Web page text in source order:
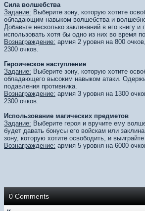
Сила волшебства
Задание: Выберите зону, которую хотите
обладающим навыком волшебства и
Добавьте несколько заклинаний в его книгу и
использовать хотя бы одно из них во время
Вознаграждение: армия 2 уровня на 800
2300 очков.
Героическое наступление
Задание: Выберите зону, которую хотите
обладающего высоким навыком атаки.
подавления противника.
Вознаграждение: армия 3 уровня на 1300
2300 очков.
Использование магических предметов
Задание: Выберите героя и вручите ему
будет давать бонусы его войскам или
зону, которую хотите освободить, и выиграйте
Вознаграждение: армия 5 уровня на 6000
0 Comments